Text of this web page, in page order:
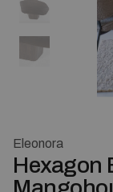
Eleonora
Hexagon